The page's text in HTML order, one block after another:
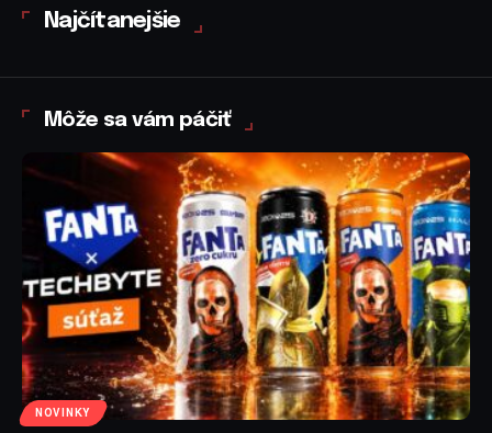
Najčítanejšie
Môže sa vám páčiť
NOVINKY